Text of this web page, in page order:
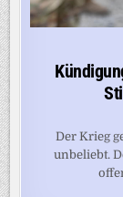
Der Krieg
unbeliebt.